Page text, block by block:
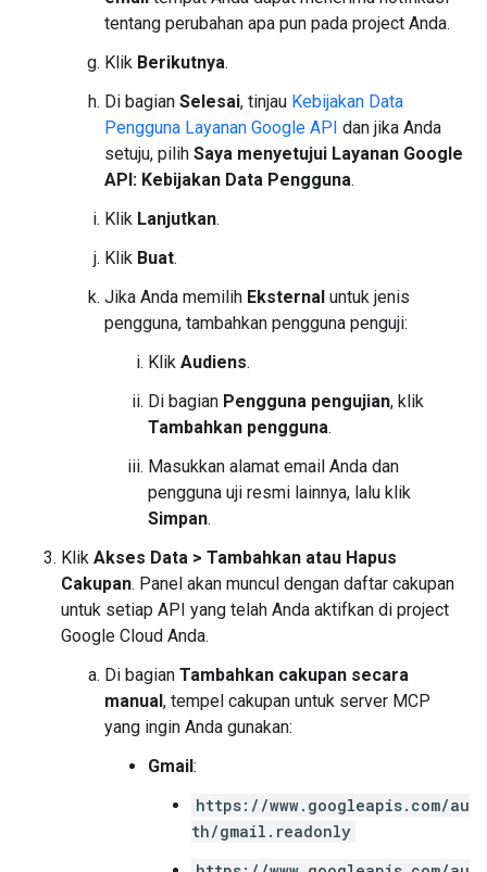
tentang perubahan apa pun pada project Anda.
Klik Berikutnya.
Di bagian Selesai, tinjau Kebijakan Data
Pengguna Layanan Google API dan jika Anda
setuju, pilih Saya menyetujui Layanan Google
API: Kebijakan Data Pengguna.
Klik Lanjutkan.
Klik Buat.
Jika Anda memilih Eksternal untuk jenis
pengguna, tambahkan pengguna penguji:
Klik Audiens.
Di bagian Pengguna pengujian, klik
Tambahkan pengguna.
Masukkan alamat email Anda dan
pengguna uji resmi lainnya, lalu klik
Simpan.
Klik Akses Data > Tambahkan atau Hapus
Cakupan. Panel akan muncul dengan daftar cakupan
untuk setiap API yang telah Anda aktifkan di project
Google Cloud Anda.
Di bagian Tambahkan cakupan secara
manual, tempel cakupan untuk server MCP
yang ingin Anda gunakan:
Gmail:
https://www.googleapis.com/au
th/gmail.readonly